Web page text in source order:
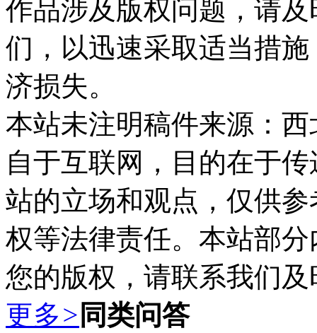
作品涉及版权问题，请
们，以迅速采取适当措
济损失。
本站未注明稿件来源：
自于互联网，目的在于
站的立场和观点，仅供
权等法律责任。本站部
您的版权，请联系我们
更多> 同类问答